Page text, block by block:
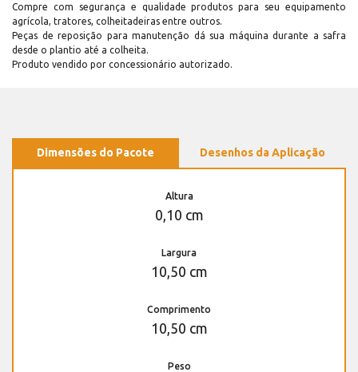
Compre com segurança e qualidade produtos para seu equipamento
agrícola, tratores, colheitadeiras entre outros.
Peças de reposição para manutenção dá sua máquina durante a safra
desde o plantio até a colheita.
Produto vendido por concessionário autorizado.
Dimensões do Pacote Desenhos da Aplicação
Altura
0,10 cm
Largura
10,50 cm
Comprimento
10,50 cm
Peso